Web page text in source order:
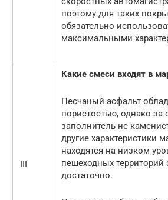
поэтому для таких
обязательно
максимальными
III
Какие смеси входят в
Песчаный асфальт
пористостью, однако за
заполнитель не
другие характеристики
находятся на низком
пешеходных территорий
достаточно.